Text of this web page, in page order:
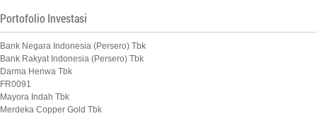
Portofolio Investasi
Bank Negara Indonesia (Persero) Tbk
Bank Rakyat Indonesia (Persero) Tbk
Darma Henwa Tbk
FR0091
Mayora Indah Tbk
Merdeka Copper Gold Tbk